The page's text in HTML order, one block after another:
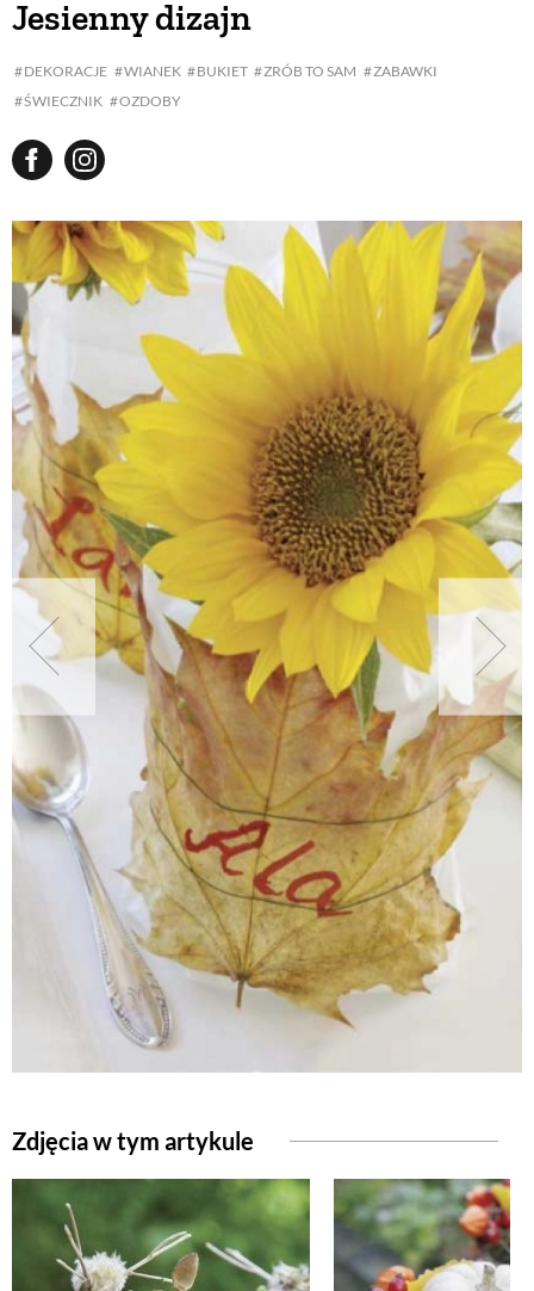
Jesienny dizajn
DEKORACJE WIANEK BUKIET ZRÓB TO SAM
ZABAWKI
ŚWIECZNIK
OZDOBY
Zdjęcia w tym artykule
BUDUJEMY DOM
WARZYWA I OWOCE
ROŚLINY OGRODOWE
PORADY
ZIELEŃ W DOMU
PROJEKTOWANIE OGRODU
NATURALNIE
URODA
NATURALNA APTECZKA
DLA DOMU
EKO ŻYCIE
PRZYRODA
ZWIERZĘTA DOMOWE
ZWIERZĘTA W NATURZE
GRZYBY
KRAJOBRAZ